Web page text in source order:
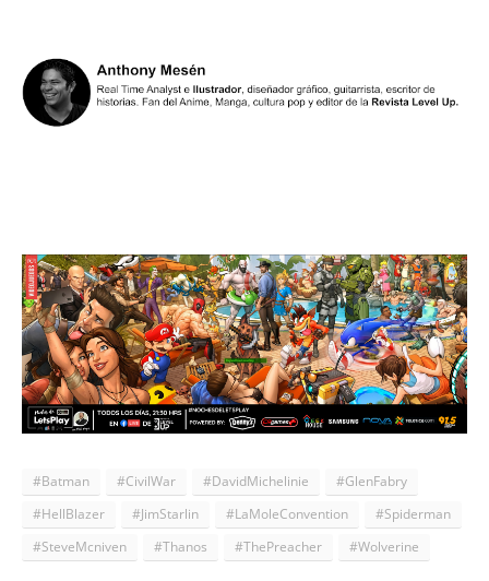
#Batman #CivilWar #DavidMichelinie
#GlenFabry
#HellBlazer
#JimStarlin #LaMoleConvention
#Spiderman
#SteveMcniven
#Thanos #ThePreacher #Wolverine